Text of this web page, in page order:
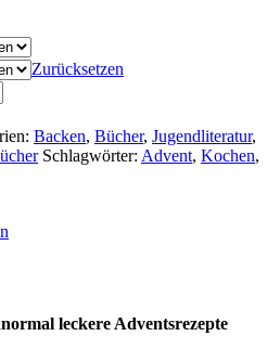
Zurücksetzen
Backen, Bücher, Jugendliteratur,
Schlagwörter: Advent, Kochen,
leckere Adventsrezepte